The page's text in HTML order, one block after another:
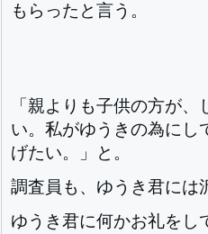
もらったと言う。
「親よりも子供の方が
い。私がゆうきの為にし
げたい。」と。
調査員も、ゆうき君には
ゆうき君に何かお礼をし